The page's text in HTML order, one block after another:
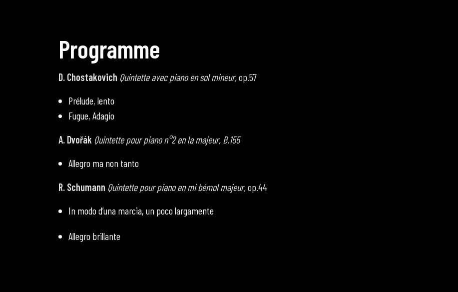
Programme
D. Chostakovich Quintette avec piano en sol mineur,op.57
Prélude, lento
Fugue, Adagio
A. Dvořák Quintette pour piano n°2 en la majeur, B.155
Allegro ma non tanto
R. Schumann Quintette pour piano en mi bémol majeur,op.44
In modo d’una marcia, un poco largamente
Allegro brillante